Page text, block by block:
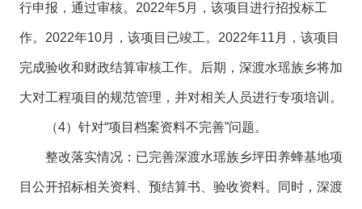
行申报，通过审核。2022年5月，该项目进行招投标工
作。2022年10月，该项目已竣工。2022年11月，该项目
完成验收和财政结算审核工作。后期，深渡水瑶族乡将加
大对工程项目的规范管理，并对相关人员进行专项培训。
（4）针对“项目档案资料不完善”问题。
整改落实情况：已完善深渡水瑶族乡坪田养蜂基地项
目公开招标相关资料、预结算书、验收资料。同时，深渡